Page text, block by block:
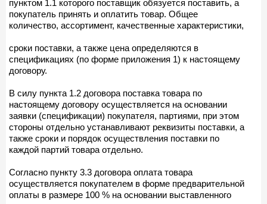
пунктом 1.1 которого поставщик обязуется поставить, а
покупатель принять и оплатить товар. Общее
количество, ассортимент, качественные характеристики,
сроки поставки, а также цена определяются в
спецификациях (по форме приложения 1) к настоящему
договору.
В силу пункта 1.2 договора поставка товара по
настоящему договору осуществляется на основании
заявки (спецификации) покупателя, партиями, при этом
стороны отдельно устанавливают реквизиты поставки, а
также сроки и порядок осуществления поставки по
каждой партий товара отдельно.
Согласно пункту 3.3 договора оплата товара
осуществляется покупателем в форме предварительной
оплаты в размере 100 % на основании выставленного